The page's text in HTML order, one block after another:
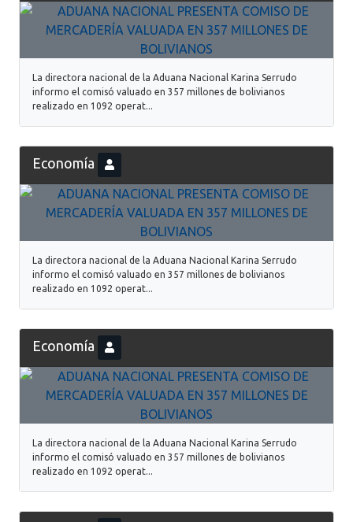
La directora nacional de la Aduana Nacional Karina Serrudo
informo el comisó valuado en 357 millones de bolivianos
realizado en 1092 operat...
Economía
La directora nacional de la Aduana Nacional Karina Serrudo
informo el comisó valuado en 357 millones de bolivianos
realizado en 1092 operat...
Economía
La directora nacional de la Aduana Nacional Karina Serrudo
informo el comisó valuado en 357 millones de bolivianos
realizado en 1092 operat...